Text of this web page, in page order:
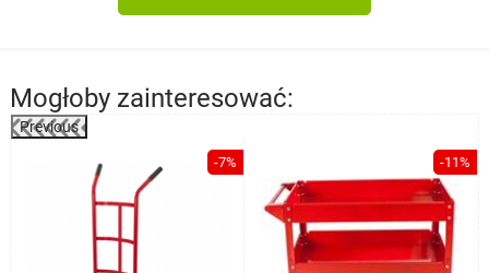
Mogłoby zainteresować:
Previous
-7% -11%